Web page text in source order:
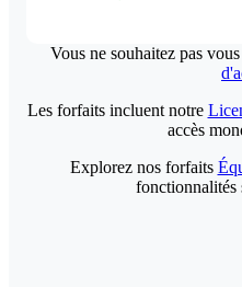
Vous ne souhaitez pas
Les forfaits incluent notre
accès
Explorez nos forfaits
fonctionnalités